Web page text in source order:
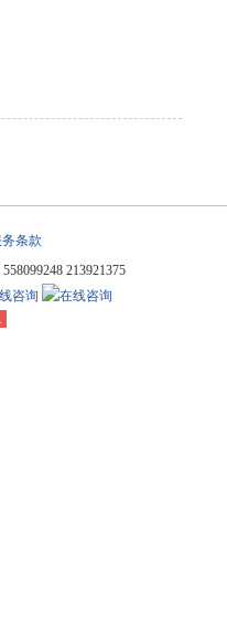
务条款
213921375